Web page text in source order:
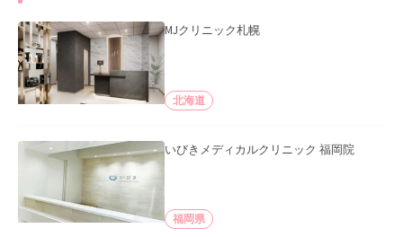
MJクリニック札幌
北海道
いびきメディカルクリニック 福岡院
福岡県